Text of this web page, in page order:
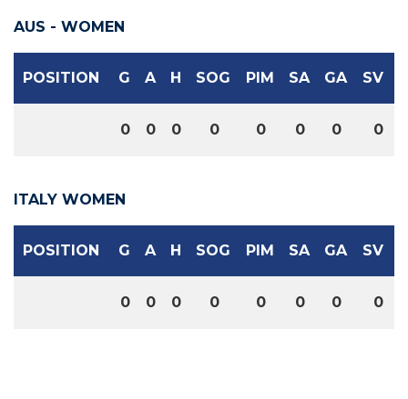
AUS - WOMEN
POSITION G A H SOG PIM SA GA SV
0 0 0 0 0 0 0 0
ITALY WOMEN
POSITION G A H SOG PIM SA GA SV
0 0 0 0 0 0 0 0